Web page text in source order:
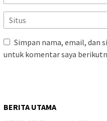
Simpan nama, email, dan
untuk komentar saya
BERITA UTAMA